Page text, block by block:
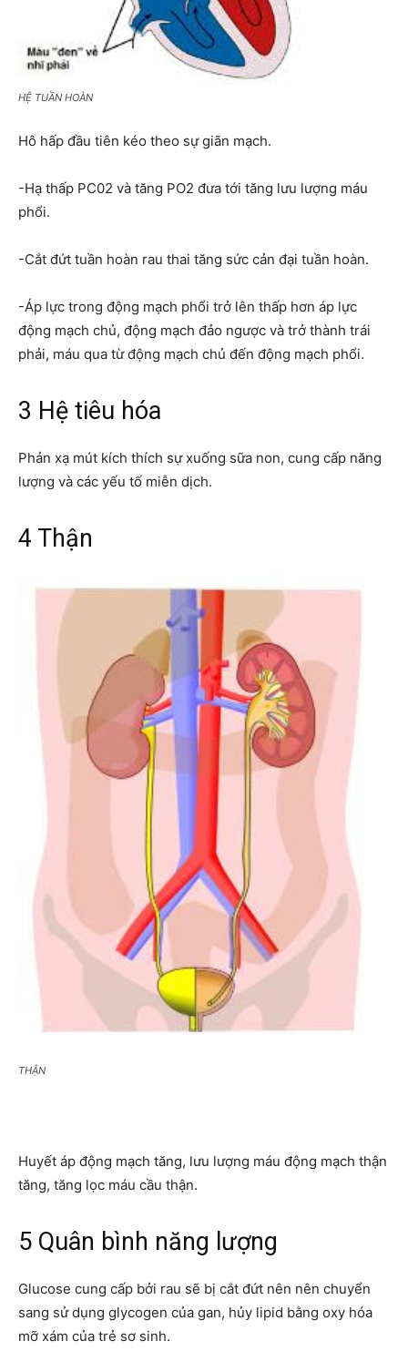
HỆ TUẦN HOÀN
Hô hấp đầu tiên kéo theo sự giãn mạch.
-Hạ thấp PC02 và tăng PO2 đưa tới tăng lưu lượng máu
phổi.
-Cắt đứt tuần hoàn rau thai tăng sức cản đại tuần hoàn.
-Áp lực trong động mạch phổi trở lên thấp hơn áp lực
động mạch chủ, động mạch đảo ngược và trở thành trái
phải, máu qua từ động mạch chủ đến động mạch phổi.
3 Hệ tiêu hóa
Phản xạ mút kích thích sự xuống sữa non, cung cấp năng
lượng và các yếu tố miễn dịch.
4 Thận
THẬN
Huyết áp động mạch tăng, lưu lượng máu động mạch thận
tăng, tăng lọc máu cầu thận.
5 Quân bình năng lượng
Glucose cung cấp bởi rau sẽ bị cắt đứt nên nên chuyển
sang sử dụng glycogen của gan, hủy lipid bằng oxy hóa
mỡ xám của trẻ sơ sinh.